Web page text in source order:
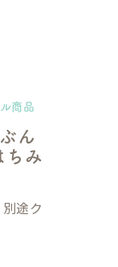
ん
ちみ
商品
途ク